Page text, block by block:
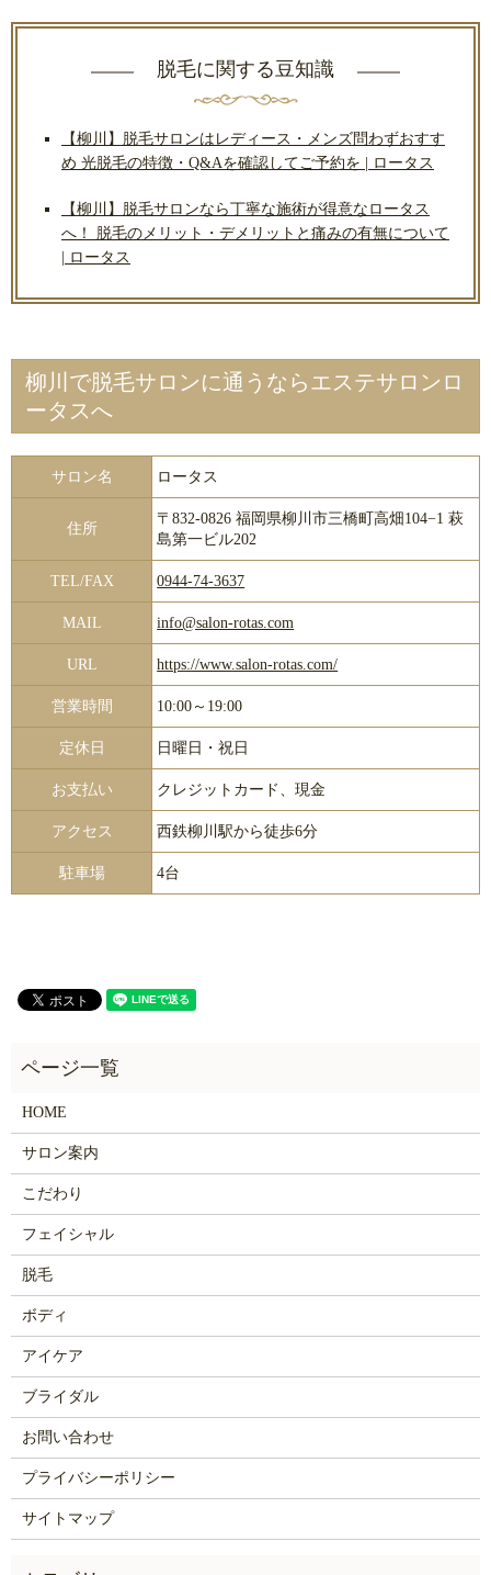
脱毛に関する豆知識
【柳川】脱毛サロンはレディース・メンズ問わずおすす
め 光脱毛の特徴・Q&Aを確認してご予約を | ロータス
【柳川】脱毛サロンなら丁寧な施術が得意なロータス
へ！ 脱毛のメリット・デメリットと痛みの有無について
| ロータス
柳川で脱毛サロンに通うならエステサロンロ
ータスへ
サロン名 ロータス
住所
〒832-0826 福岡県柳川市三橋町高畑104−1 萩
島第一ビル202
TEL/FAX 0944-74-3637
MAIL info@salon-rotas.com
URL https://www.salon-rotas.com/
営業時間 10:00～19:00
定休日 日曜日・祝日
お支払い クレジットカード、現金
アクセス 西鉄柳川駅から徒歩6分
駐車場 4台
HOME
サロン案内
こだわり
フェイシャル
脱毛
ボディ
アイケア
ブライダル
お問い合わせ
プライバシーポリシー
サイトマップ